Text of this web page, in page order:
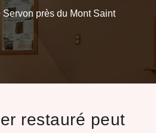
près du Mont Saint
restauré peut